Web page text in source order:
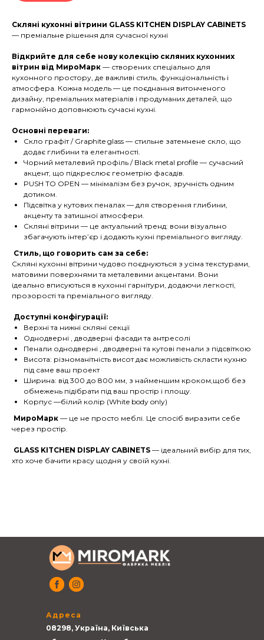
Скляні кухонні вітрини GLASS KITCHEN DISPLAY CABINETS
— преміальне рішення для сучасної кухні
Відкрийте для себе нову колекцію скляних кухонних
вітрин від МироМарк — створених спеціально для
кухонного простору, де важливі стиль, функціональність і
атмосфера. Кожна модель — це поєднання витонченого
дизайну, преміальних матеріалів і продуманих деталей, що
гармонійно доповнюють сучасні кухні.
Основні переваги:
Скло графіт / Graphite glass — стильне затемнене скло, що
додає глибини та елегантності.
Чорний металевий профіль / Black metal profile — сучасний
акцент, що підкреслює геометрію фасадів.
PUSH TO OPEN — мінімалізм без ручок, зручність одним
дотиком.
Підсвітка у кутових пеналах — для створення глибини,
акценту та затишної атмосфери.
Скляні вітрини — це актуальний тренд: вони візуально
збагачують інтер’єр і додають кухні преміального вигляду.
Стиль, що говорить сам за себе:
Скляні кухонні вітрини чудово поєднуються з усіма текстурами,
матовими поверхнями та металевими акцентами. Вони
ідеально вписуються в кухонні гарнітури, додаючи легкості,
прозорості та преміального вигляду.
Доступні конфігурації:
Верхні та нижні скляні секції
Однодверні , дводверні фасади та антресолі
Пенали однодверні , дводверні та кутові пенали з підсвіткою
Висота: різноманітність висот дає можливість скласти кухню
під саме ваш проект
Ширина: від 300 до 800 мм, з найменшим кроком,щоб без
обмежень підібрати під ваш простір і площу.
Корпус —білий колір (White body only)
МироМарк — це не просто меблі. Це спосіб виразити себе
через простір.
GLASS KITCHEN DISPLAY CABINETS — ідеальний вибір для тих,
хто хоче бачити красу щодня у своїй кухні.
Адреса
08298, Україна, Київська